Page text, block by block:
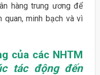
hàng trung ương để
minh bạch và vì
của các NHTM
tác động đến